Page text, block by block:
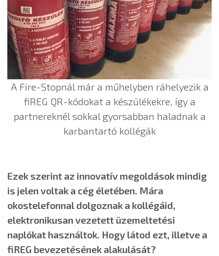
A Fire-Stopnál már a műhelyben ráhelyezik a
fiREG QR-kódokat a készülékekre, így a
partnereknél sokkal gyorsabban haladnak a
karbantartó kollégák
Ezek szerint az innovatív megoldások mindig
is jelen voltak a cég életében. Mára
okostelefonnal dolgoznak a kollégáid,
elektronikusan vezetett üzemeltetési
naplókat használtok. Hogy látod ezt, illetve a
fiREG bevezetésének alakulását?